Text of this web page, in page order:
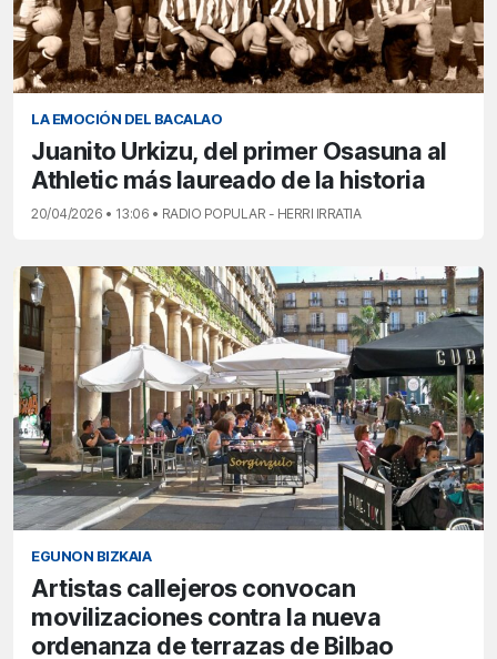
LA EMOCIÓN DEL BACALAO
Juanito Urkizu, del primer Osasuna al
Athletic más laureado de la historia
20/04/2026 • 13:06 • RADIO POPULAR - HERRI IRRATIA
EGUNON BIZKAIA
Artistas callejeros convocan
movilizaciones contra la nueva
ordenanza de terrazas de Bilbao